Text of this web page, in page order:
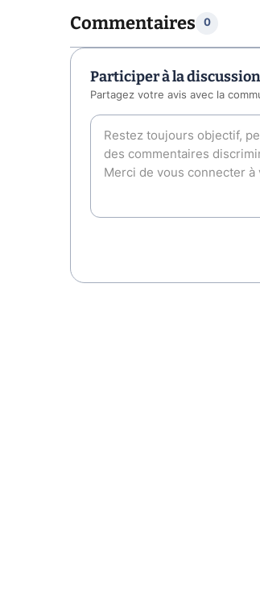
Commentaires 0
Participer à la discussion
Partagez votre avis avec la